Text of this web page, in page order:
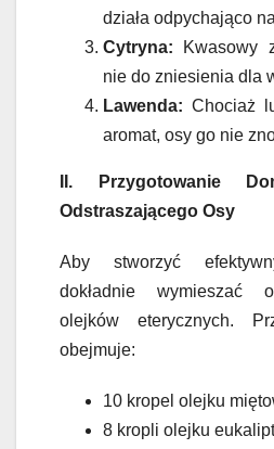
działa odpychająco
Cytryna: Kwasowy
nie do zniesienia dla
Lawenda: Chociaż
aromat, osy go nie
II. Przygotowanie
Odstraszającego Osy
Aby stworzyć
dokładnie wymieszać
olejków eterycznych.
obejmuje:
10 kropel olejku
8 kropli olejku